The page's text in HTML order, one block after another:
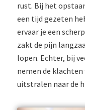
rust. Bij het
een tijd gezeten
ervaar je een
zakt de pijn
lopen. Echter, bij
nemen de klachten
uitstralen naar de